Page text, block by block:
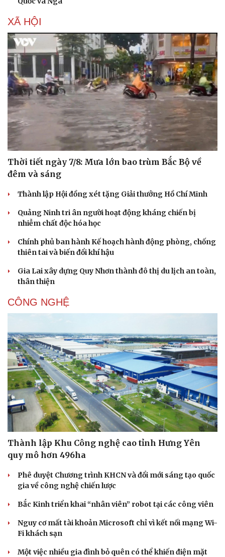
Du lịch
Tư vấn
Săn Tour
check-in
Podcast
Câu chuyện thời sự
Đọc truyện đêm khuya
Cửa sổ tình yêu
Kể chuyện cho bé
XÃ HỘI
Thời tiết ngày 7/8: Mưa lớn bao trùm Bắc Bộ về
đêm và sáng
Thành lập Hội đồng xét tặng Giải thưởng Hồ Chí Minh
Quảng Ninh tri ân người hoạt động kháng chiến bị
nhiễm chất độc hóa học
Chính phủ ban hành Kế hoạch hành động phòng, chống
thiên tai và biến đổi khí hậu
Gia Lai xây dựng Quy Nhơn thành đô thị du lịch an toàn,
thân thiện
CÔNG NGHỆ
Thành lập Khu Công nghệ cao tỉnh Hưng Yên
quy mô hơn 496ha
Phê duyệt Chương trình KHCN và đổi mới sáng tạo quốc
gia về công nghệ chiến lược
Bắc Kinh triển khai “nhân viên” robot tại các công viên
Nguy cơ mất tài khoản Microsoft chỉ vì kết nối mạng Wi-
Fi khách sạn
Một việc nhiều gia đình bỏ quên có thể khiến điện mặt